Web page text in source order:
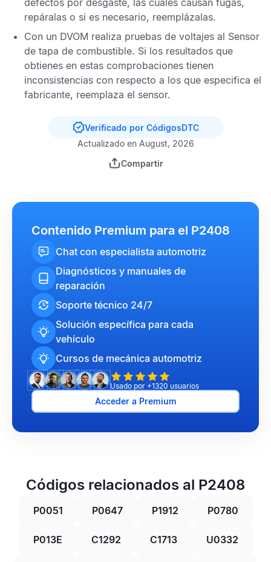
defectos por desgaste, las cuales causan fugas,
repáralas o si es necesario, reemplázalas.
Con un DVOM realiza pruebas de voltajes al Sensor
de tapa de combustible. Si los resultados que
obtienes en estas comprobaciones tienen
inconsistencias con respecto a los que especifica el
fabricante, reemplaza el sensor.
Verificado por CódigosDTC
Actualizado en August, 2026
Compartir
Contenido Premium para el P2408
Chat con especialista automotriz
Diagnósticos y manuales de
reparación
Soporte técnico 24/7
Solución específica para cada
vehículo
Cursos de mecánica automotriz
Usado por +1320 usuarios
Acceder a Premium
Códigos relacionados al P2408
P0051 P0647 P1912 P0780
P013E C1292 C1713 U0332